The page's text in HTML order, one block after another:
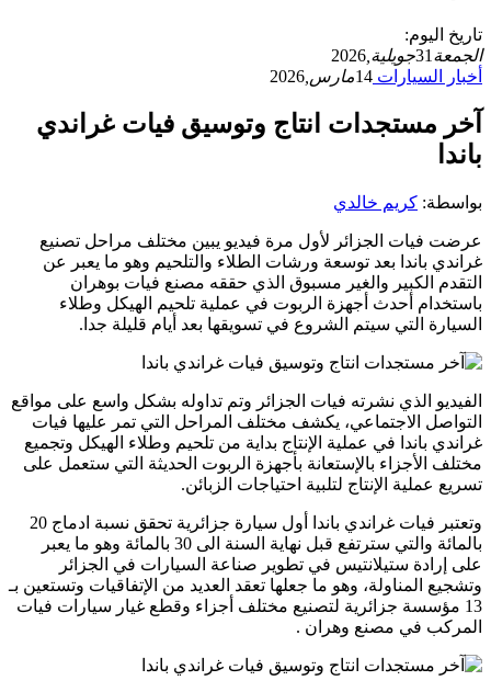
تاريخ اليوم:
الجمعة 31جويلية, 2026
أخبار السيارات 14مارس, 2026
آخر مستجدات انتاج وتوسيق فيات غراندي
باندا
بواسطة: كريم خالدي
عرضت فيات الجزائر لأول مرة فيديو يبين مختلف مراحل تصنيع
غراندي باندا بعد توسعة ورشات الطلاء والتلحيم وهو ما يعبر عن
التقدم الكبير والغير مسبوق الذي حققه مصنع فيات بوهران
باستخدام أحدث أجهزة الربوت في عملية تلحيم الهيكل وطلاء
السيارة التي سيتم الشروع في تسويقها بعد أيام قليلة جدا.
الفيديو الذي نشرته فيات الجزائر وتم تداوله بشكل واسع على مواقع
التواصل الاجتماعي، يكشف مختلف المراحل التي تمر عليها فيات
غراندي باندا في عملية الإنتاج بداية من تلحيم وطلاء الهيكل وتجميع
مختلف الأجزاء بالإستعانة بأجهزة الربوت الحديثة التي ستعمل على
تسريع عملية الإنتاج لتلبية احتياجات الزبائن.
وتعتبر فيات غراندي باندا أول سيارة جزائرية تحقق نسبة ادماج 20
بالمائة والتي سترتفع قبل نهاية السنة الى 30 بالمائة وهو ما يعبر
على إرادة ستيلانتيس في تطوير صناعة السيارات في الجزائر
وتشجيع المناولة، وهو ما جعلها تعقد العديد من الإتفاقيات وتستعين بـ
13 مؤسسة جزائرية لتصنيع مختلف أجزاء وقطع غيار سيارات فيات
المركب في مصنع وهران .